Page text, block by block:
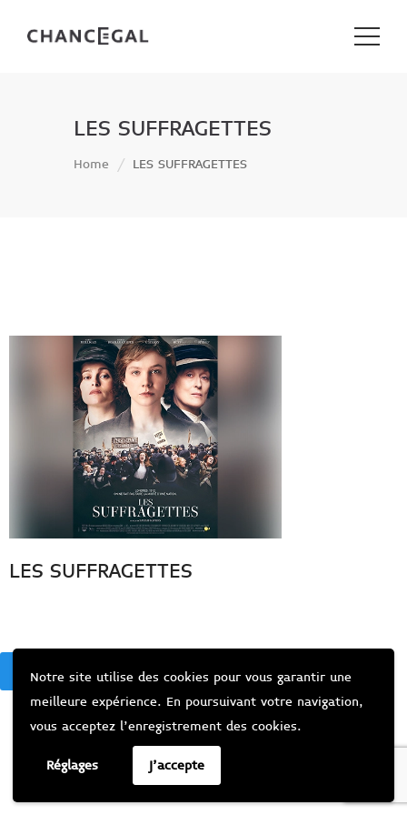
Notre site utilise des cookies pour vous garantir une
meilleure expérience. En poursuivant votre navigation,
vous acceptez l’enregistrement des cookies.
Réglages J'accepte
LES SUFFRAGETTES
Home LES SUFFRAGETTES
LES SUFFRAGETTES
BACK